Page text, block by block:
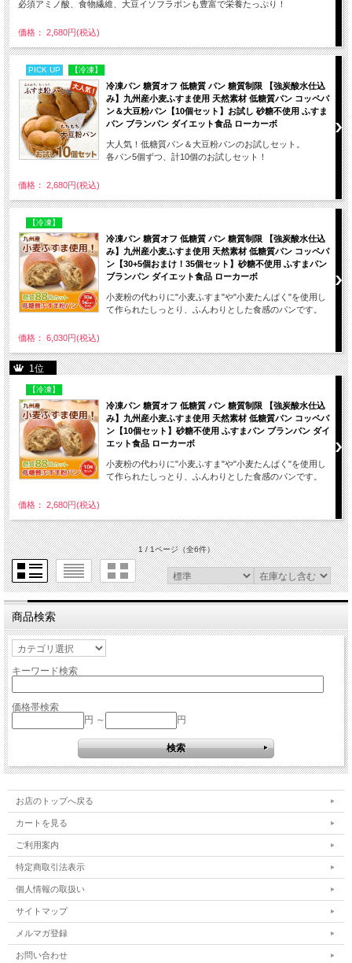
必須アミノ酸、食物繊維、大豆イソフラボンも豊富で栄養たっぷり！
価格： 2,680円(税込)
PICK UP 【冷凍】
冷凍パン 糖質オフ 低糖質 パン 糖質制限 【強炭酸水仕込
み】九州産小麦ふすま使用 天然素材 低糖質パン コッペパ
ン＆大豆粉パン【10個セット】お試し 砂糖不使用 ふすま
パン ブランパン ダイエット食品 ローカーボ
大人気！低糖質パン＆大豆粉パンのお試しセット。
各パン5個ずつ、計10個のお試しセット！
価格： 2,680円(税込)
【冷凍】
冷凍パン 糖質オフ 低糖質 パン 糖質制限 【強炭酸水仕込
み】九州産小麦ふすま使用 天然素材 低糖質パン コッペパ
ン【30+5個おまけ！35個セット】砂糖不使用 ふすまパン
ブランパン ダイエット食品 ローカーボ
小麦粉の代わりに"小麦ふすま"や"小麦たんぱく"を使用し
て作られたしっとり、ふんわりとした食感のパンです。
価格： 6,030円(税込)
1位
【冷凍】
冷凍パン 糖質オフ 低糖質 パン 糖質制限 【強炭酸水仕込
み】九州産小麦ふすま使用 天然素材 低糖質パン コッペパ
ン【10個セット】砂糖不使用 ふすまパン ブランパン ダイ
エット食品 ローカーボ
小麦粉の代わりに"小麦ふすま"や"小麦たんぱく"を使用し
て作られたしっとり、ふんわりとした食感のパンです。
価格： 2,680円(税込)
1 / 1ページ（全6件）
商品検索
キーワード検索
価格帯検索
円 ～
円
お店のトップへ戻る
カートを見る
ご利用案内
特定商取引法表示
個人情報の取扱い
サイトマップ
メルマガ登録
お問い合わせ